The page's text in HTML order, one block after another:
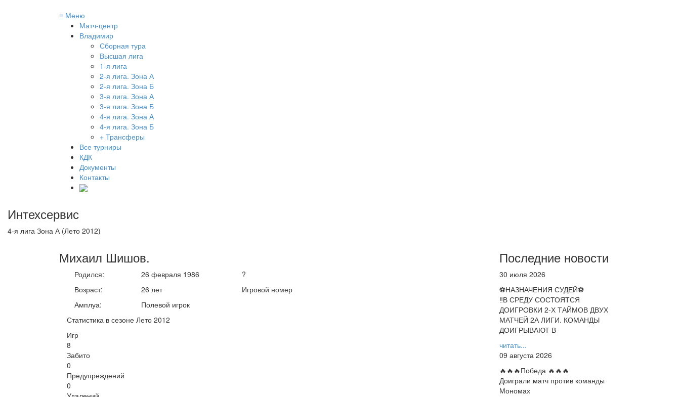
≡ Меню
Матч-центр
Владимир
Сборная тура
Высшая лига
1-я лига
2-я лига. Зона А
2-я лига. Зона Б
3-я лига. Зона А
3-я лига. Зона Б
4-я лига. Зона А
4-я лига. Зона Б
+ Трансферы
Все турниры
КДК
Документы
Контакты
Интехсервис
4-я лига Зона А (Лето 2012)
Михаил Шишов.
Родился:
Возраст:
Амплуа:
26 февраля 1986
26 лет
Полевой игрок
?
Игровой номер
Статистика в сезоне Лето 2012
Игр
8
Забито
0
Предупреждений
0
Последние новости
30 июля 2026
⚽НАЗНАЧЕНИЯ СУДЕЙ⚽
‼В СРЕДУ СОСТОЯТСЯ
ДОИГРОВКИ 2-Х ТАЙМОВ ДВУХ
МАТЧЕЙ 2А ЛИГИ. КОМАНДЫ
ДОИГРЫВАЮТ В
читать...
09 августа 2026
🔥🔥🔥Победа 🔥🔥🔥
Доиграли матч против команды
Мономах